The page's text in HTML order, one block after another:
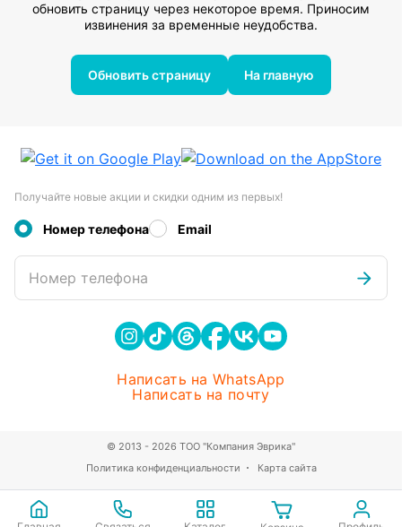
обновить страницу через некоторое время. Приносим
извинения за временные неудобства.
Обновить страницу На главную
Получайте новые акции и скидки одним из первых!
Номер телефона Email
Номер телефона
Написать на WhatsApp
Написать на почту
Политика конфиденциальности Карта сайта
© 2013 - 2026 ТОО "Компания Эврика"